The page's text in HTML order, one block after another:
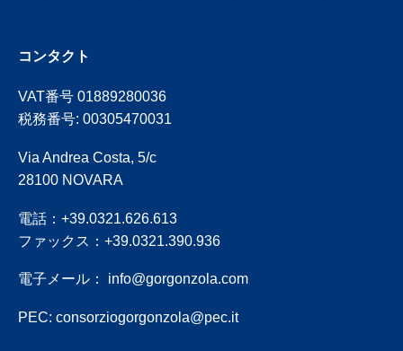
コンタクト
VAT番号 01889280036
税務番号: 00305470031
Via Andrea Costa, 5/c
28100 NOVARA
電話：+39.0321.626.613
ファックス：+39.0321.390.936
電子メール： info@gorgonzola.com
PEC: consorziogorgonzola@pec.it